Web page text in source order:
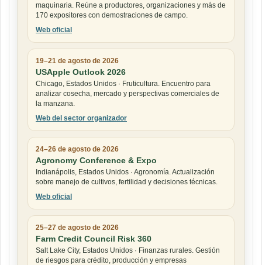
maquinaria. Reúne a productores, organizaciones y más de
170 expositores con demostraciones de campo.
Web oficial
19–21 de agosto de 2026
USApple Outlook 2026
Chicago, Estados Unidos · Fruticultura. Encuentro para
analizar cosecha, mercado y perspectivas comerciales de
la manzana.
Web del sector organizador
24–26 de agosto de 2026
Agronomy Conference & Expo
Indianápolis, Estados Unidos · Agronomía. Actualización
sobre manejo de cultivos, fertilidad y decisiones técnicas.
Web oficial
25–27 de agosto de 2026
Farm Credit Council Risk 360
Salt Lake City, Estados Unidos · Finanzas rurales. Gestión
de riesgos para crédito, producción y empresas